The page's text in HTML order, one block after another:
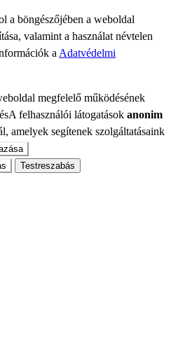
a böngészőjében a weboldal
valamint a használat névtelen
a Adatvédelmi
megfelelő működésének
A felhasználói látogatások anonim
amelyek segítenek szolgáltatásaink
Testreszabás